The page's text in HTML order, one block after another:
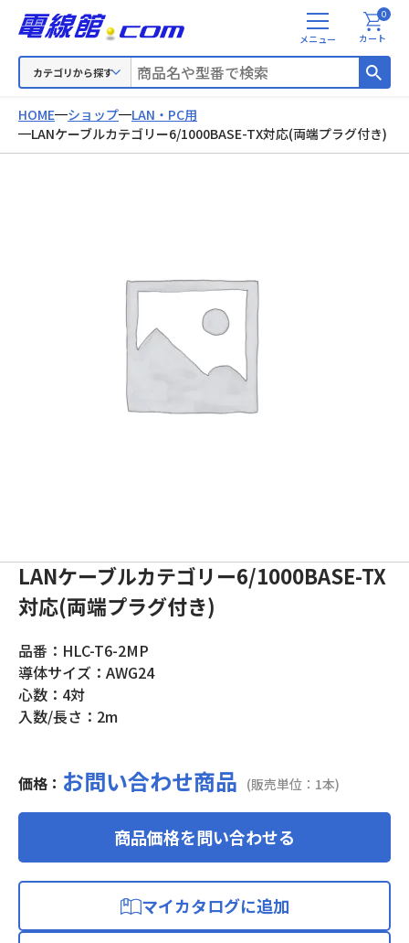
カテゴリから探す
メ
ニ
カート
0
HOME ショップ
LAN・PC用
LANケーブルカテゴリー6/1000BASE-TX対応(両端プラグ付き)
LANケーブルカテゴリー6/1000BASE-TX
対応(両端プラグ付き)
品番：HLC-T6-2MP
導体サイズ：AWG24
心数：4対
入数/長さ：2m
価格： お問い合わせ商品 (販売単位：1本)
商品価格を問い合わせる
マイカタログに追加